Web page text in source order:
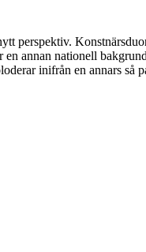
perspektiv.
en annan nationell
inifrån en annars så